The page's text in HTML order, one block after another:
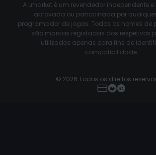
A Lmarket é um revendedor independente
aprovada ou patrocinada por
programador de jogos. Todos os nomes de
são marcas registadas dos respetivos
utilizados apenas para fins de
compatibilidade.
© 2026 Todos os direitos